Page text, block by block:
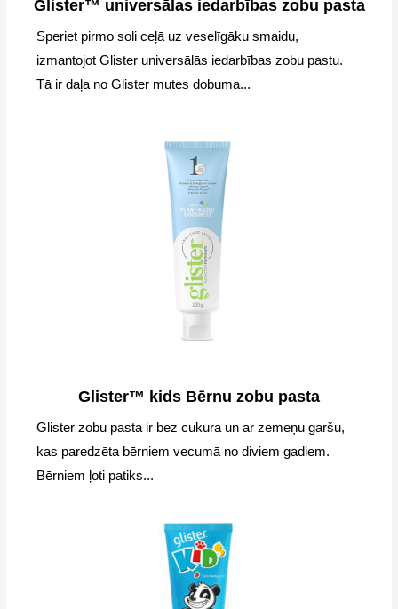
Glister™ universālas iedarbības zobu pasta
Speriet pirmo soli ceļā uz veselīgāku smaidu,
izmantojot Glister universālās iedarbības zobu pastu.
Tā ir daļa no Glister mutes dobuma...
Glister™ kids Bērnu zobu pasta
Glister zobu pasta ir bez cukura un ar zemeņu garšu,
kas paredzēta bērniem vecumā no diviem gadiem.
Bērniem ļoti patiks...